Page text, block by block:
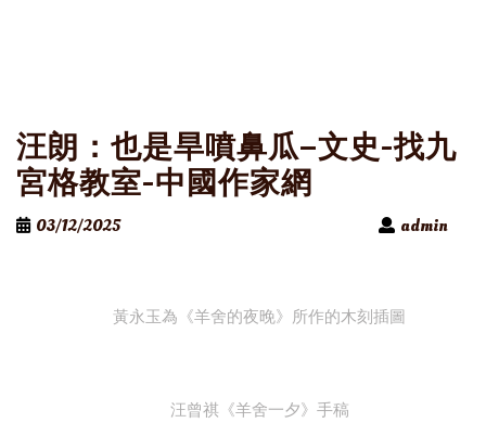
汪朗：也是旱噴鼻瓜–文史-找九
宮格教室-中國作家網
03/12/2025 admin
黃永玉為《羊舍的夜晚》所作的木刻插圖
汪曾祺《羊舍一夕》手稿